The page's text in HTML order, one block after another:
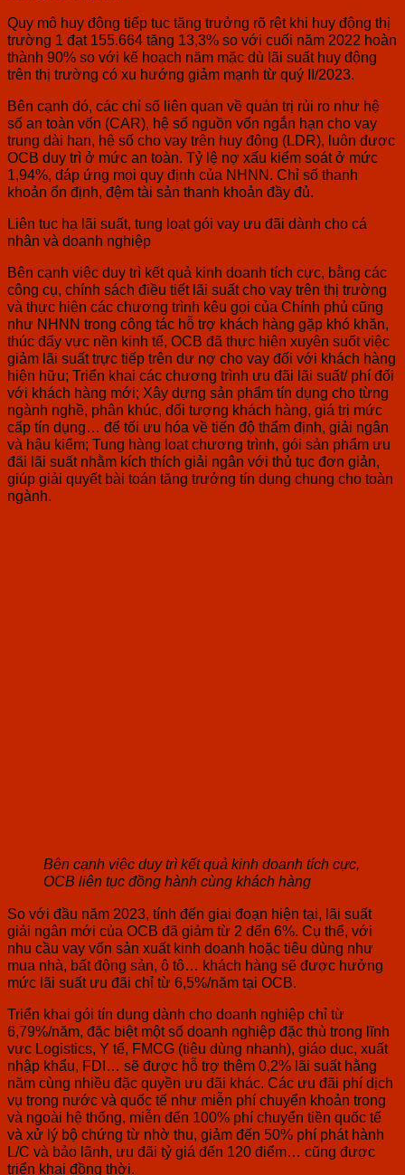
Quy mô huy động tiếp tục tăng trưởng rõ rệt khi huy động thị
trường 1 đạt 155.664 tăng 13,3% so với cuối năm 2022 hoàn
thành 90% so với kế hoạch năm mặc dù lãi suất huy động
trên thị trường có xu hướng giảm mạnh từ quý II/2023.
Bên cạnh đó, các chỉ số liên quan về quản trị rủi ro như hệ
số an toàn vốn (CAR), hệ số nguồn vốn ngắn hạn cho vay
trung dài hạn, hệ số cho vay trên huy động (LDR), luôn được
OCB duy trì ở mức an toàn. Tỷ lệ nợ xấu kiểm soát ở mức
1,94%, đáp ứng mọi quy định của NHNN. Chỉ số thanh
khoản ổn định, đệm tài sản thanh khoản đầy đủ.
Liên tục hạ lãi suất, tung loạt gói vay ưu đãi dành cho cá
nhân và doanh nghiệp
Bên cạnh việc duy trì kết quả kinh doanh tích cực, bằng các
công cụ, chính sách điều tiết lãi suất cho vay trên thị trường
và thực hiện các chương trình kêu gọi của Chính phủ cũng
như NHNN trong công tác hỗ trợ khách hàng gặp khó khăn,
thúc đẩy vực nền kinh tế, OCB đã thực hiện xuyên suốt việc
giảm lãi suất trực tiếp trên dư nợ cho vay đối với khách hàng
hiện hữu; Triển khai các chương trình ưu đãi lãi suất/ phí đối
với khách hàng mới; Xây dựng sản phẩm tín dụng cho từng
ngành nghề, phân khúc, đối tượng khách hàng, giá trị mức
cấp tín dụng… để tối ưu hóa về tiến độ thẩm định, giải ngân
và hậu kiểm; Tung hàng loạt chương trình, gói sản phẩm ưu
đãi lãi suất nhằm kích thích giải ngân với thủ tục đơn giản,
giúp giải quyết bài toán tăng trưởng tín dụng chung cho toàn
ngành.
Bên cạnh việc duy trì kết quả kinh doanh tích cực,
OCB liên tục đồng hành cùng khách hàng
So với đầu năm 2023, tính đến giai đoạn hiện tại, lãi suất
giải ngân mới của OCB đã giảm từ 2 đến 6%. Cụ thể, với
nhu cầu vay vốn sản xuất kinh doanh hoặc tiêu dùng như
mua nhà, bất động sản, ô tô… khách hàng sẽ được hưởng
mức lãi suất ưu đãi chỉ từ 6,5%/năm tại OCB.
Triển khai gói tín dụng dành cho doanh nghiệp chỉ từ
6,79%/năm, đặc biệt một số doanh nghiệp đặc thù trong lĩnh
vực Logistics, Y tế, FMCG (tiêu dùng nhanh), giáo dục, xuất
nhập khẩu, FDI… sẽ được hỗ trợ thêm 0,2% lãi suất hằng
năm cùng nhiều đặc quyền ưu đãi khác. Các ưu đãi phí dịch
vụ trong nước và quốc tế như miễn phí chuyển khoản trong
và ngoài hệ thống, miễn đến 100% phí chuyển tiền quốc tế
và xử lý bộ chứng từ nhờ thu, giảm đến 50% phí phát hành
L/C và bảo lãnh, ưu đãi tỷ giá đến 120 điểm… cũng được
triển khai đồng thời.